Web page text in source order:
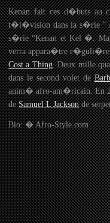
Kenan fait ces d�buts au
t�l�vision dans la s�rie ”
s�rie “Kenan et Kel �.
verra appara�tre
Cost a Thing. Deux mille
dans le second volet de
anim� afro-am�ricain. En
deSamuel L Jacksonde
Bio: � Afro-Style.com